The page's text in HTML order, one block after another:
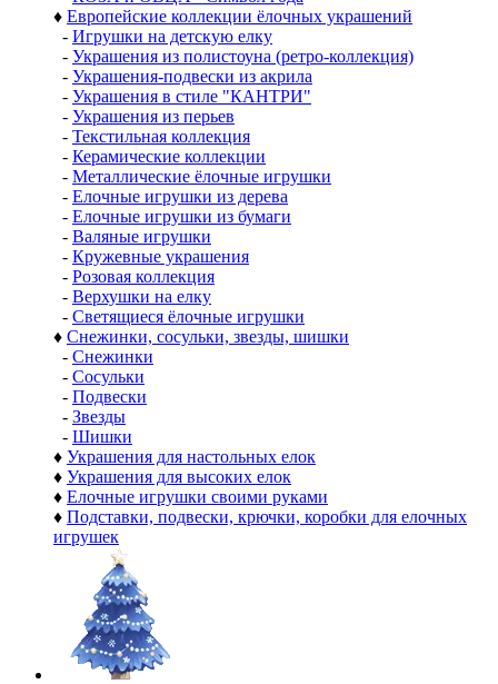
♦ Европейские коллекции ёлочных украшений
- Игрушки на детскую елку
- Украшения из полистоуна (ретро-коллекция)
- Украшения-подвески из акрила
- Украшения в стиле "КАНТРИ"
- Украшения из перьев
- Текстильная коллекция
- Керамические коллекции
- Металлические ёлочные игрушки
- Елочные игрушки из дерева
- Елочные игрушки из бумаги
- Валяные игрушки
- Кружевные украшения
- Розовая коллекция
- Верхушки на елку
- Светящиеся ёлочные игрушки
♦ Снежинки, сосульки, звезды, шишки
- Снежинки
- Сосульки
- Подвески
- Звезды
- Шишки
♦ Украшения для настольных елок
♦ Украшения для высоких елок
♦ Елочные игрушки своими руками
♦ Подставки, подвески, крючки, коробки для елочных
игрушек